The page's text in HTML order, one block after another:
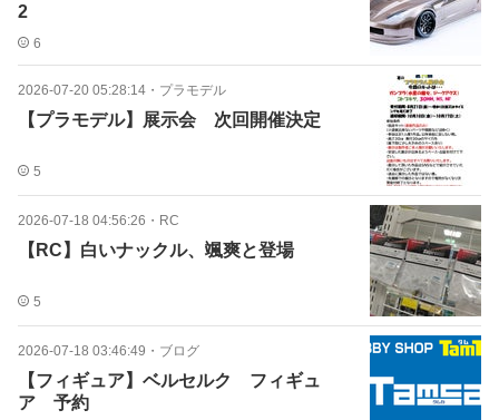
2
6
2026-07-20 05:28:14 ・ プラモデル
【プラモデル】展示会 次回開催決定
5
2026-07-18 04:56:26 ・ RC
【RC】白いナックル、颯爽と登場
5
2026-07-18 03:46:49 ・ ブログ
【フィギュア】ベルセルク フィギュ
ア 予約